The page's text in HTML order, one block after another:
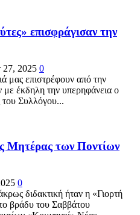
επισφράγισαν την
27, 2025 0
επιστρέφουν από την
έκδηλη την υπερηφάνεια ο
του Συλλόγου...
Μητέρας των Ποντίων
0
διδακτική ήταν η «Γιορτή
βράδυ του Σαββάτου